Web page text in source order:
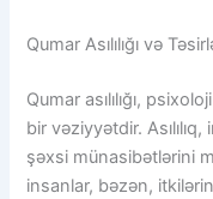
Qumar Asılılığı və
Qumar asılılığı,
bir vəziyyətdir.
şəxsi münasibətlərini
insanlar, bəzən,